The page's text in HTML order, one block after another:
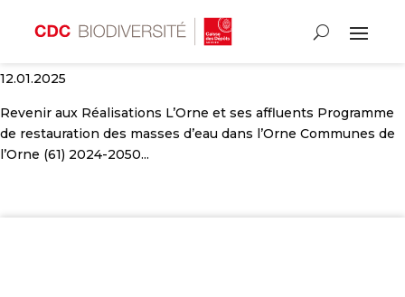
L’Orne et ses affluents
12.01.2025
Revenir aux Réalisations L’Orne et ses affluents Programme
de restauration des masses d’eau dans l’Orne Communes de
l’Orne (61) 2024-2050...